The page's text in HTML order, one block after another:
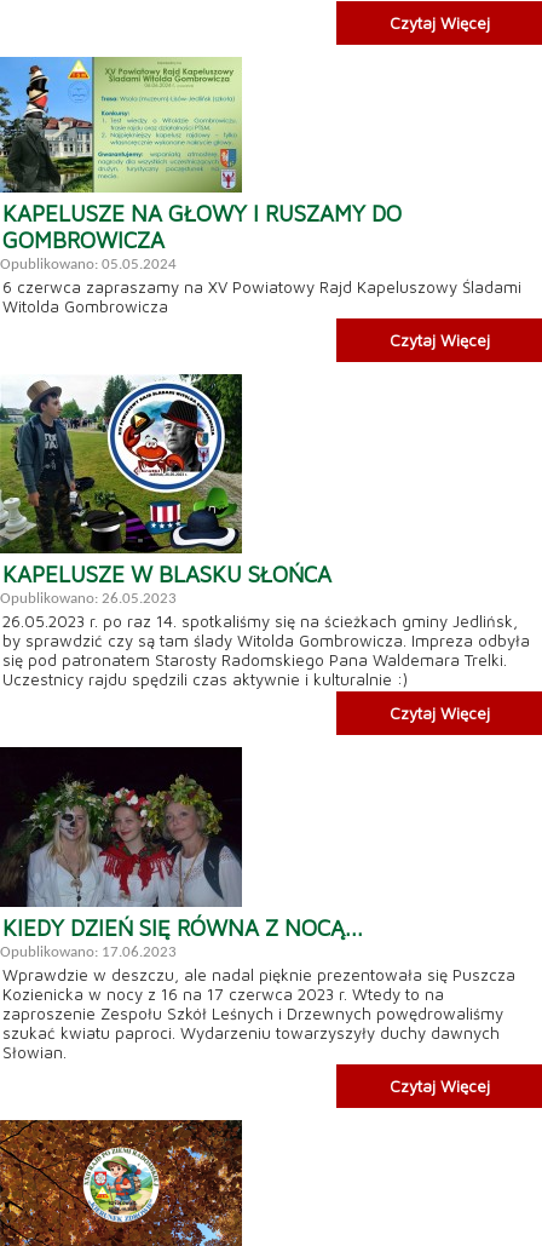
Czytaj Więcej
KAPELUSZE NA GŁOWY I RUSZAMY DO
GOMBROWICZA
Opublikowano: 05.05.2024
6 czerwca zapraszamy na XV Powiatowy Rajd Kapeluszowy Śladami
Witolda Gombrowicza
Czytaj Więcej
KAPELUSZE W BLASKU SŁOŃCA
Opublikowano: 26.05.2023
26.05.2023 r. po raz 14. spotkaliśmy się na ścieżkach gminy Jedlińsk,
by sprawdzić czy są tam ślady Witolda Gombrowicza. Impreza odbyła
się pod patronatem Starosty Radomskiego Pana Waldemara Trelki.
Uczestnicy rajdu spędzili czas aktywnie i kulturalnie :)
Czytaj Więcej
KIEDY DZIEŃ SIĘ RÓWNA Z NOCĄ...
Opublikowano: 17.06.2023
Wprawdzie w deszczu, ale nadal pięknie prezentowała się Puszcza
Kozienicka w nocy z 16 na 17 czerwca 2023 r. Wtedy to na
zaproszenie Zespołu Szkół Leśnych i Drzewnych powędrowaliśmy
szukać kwiatu paproci. Wydarzeniu towarzyszyły duchy dawnych
Słowian.
Czytaj Więcej